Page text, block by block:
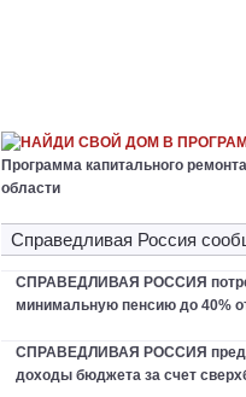
НАЙДИ СВОЙ ДОМ В
Программа капитального
области
Справедливая Россия
СПРАВЕДЛИВАЯ РОССИЯ
минимальную пенсию до 40%
СПРАВЕДЛИВАЯ РОССИЯ
доходы бюджета за счет